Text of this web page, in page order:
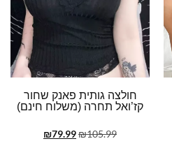
חולצה גותית פאנק שחור
קז’ואל תחרה (משלוח חינם)
₪105.99
₪79.99